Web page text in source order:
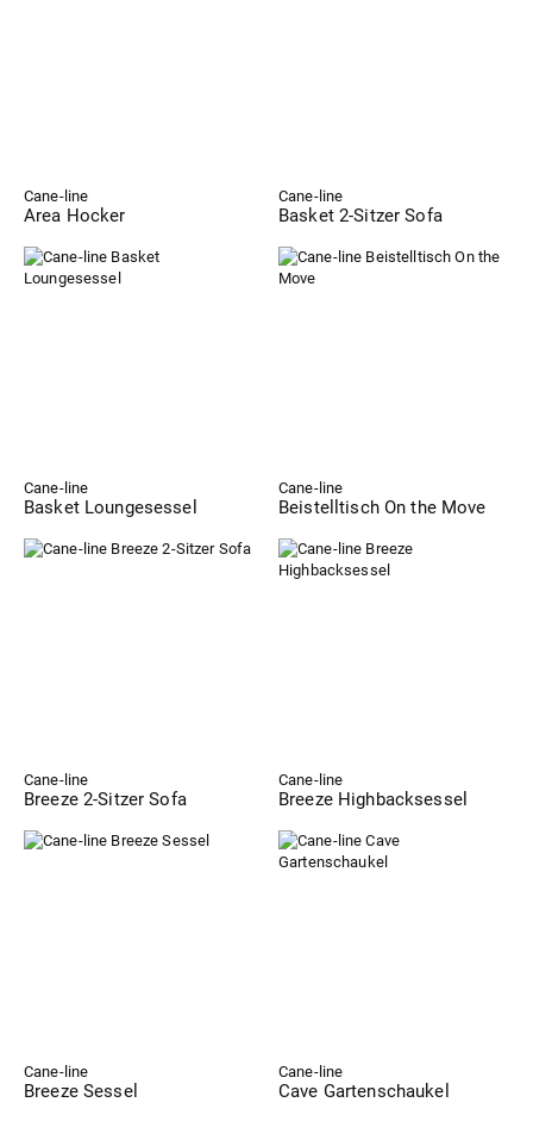
Cane-line
Area Hocker
Cane-line
Basket 2-Sitzer Sofa
Cane-line
Basket Loungesessel
Cane-line
Beistelltisch On the Move
Cane-line
Breeze 2-Sitzer Sofa
Cane-line
Breeze Highbacksessel
Cane-line
Breeze Sessel
Cane-line
Cave Gartenschaukel